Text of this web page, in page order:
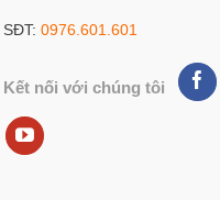
SĐT: 0976.601.601
Kết nối với chúng tôi